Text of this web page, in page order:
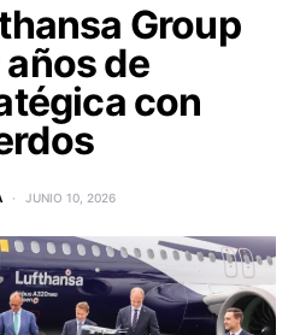
Group
de
con
JUNIO 10, 2026